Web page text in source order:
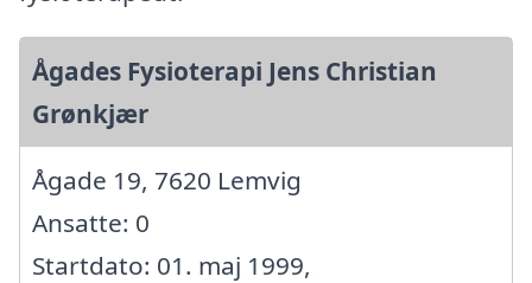
Ågades Fysioterapi Jens Christian
Grønkjær
Ågade 19, 7620 Lemvig
Ansatte: 0
Startdato: 01. maj 1999,